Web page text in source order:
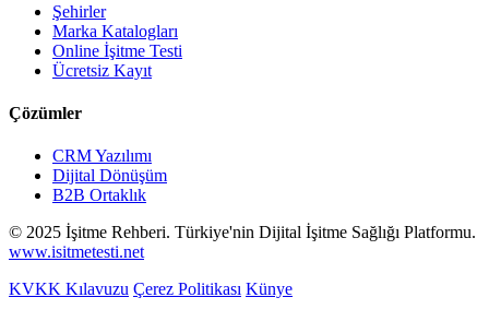
Şehirler
Marka Katalogları
Online İşitme Testi
Ücretsiz Kayıt
Çözümler
CRM Yazılımı
Dijital Dönüşüm
B2B Ortaklık
© 2025 İşitme Rehberi. Türkiye'nin Dijital İşitme Sağlığı Platformu.
www.isitmetesti.net
KVKK Kılavuzu Çerez Politikası Künye